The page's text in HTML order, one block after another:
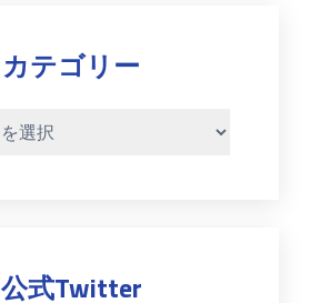
カテゴリー
公式Twitter